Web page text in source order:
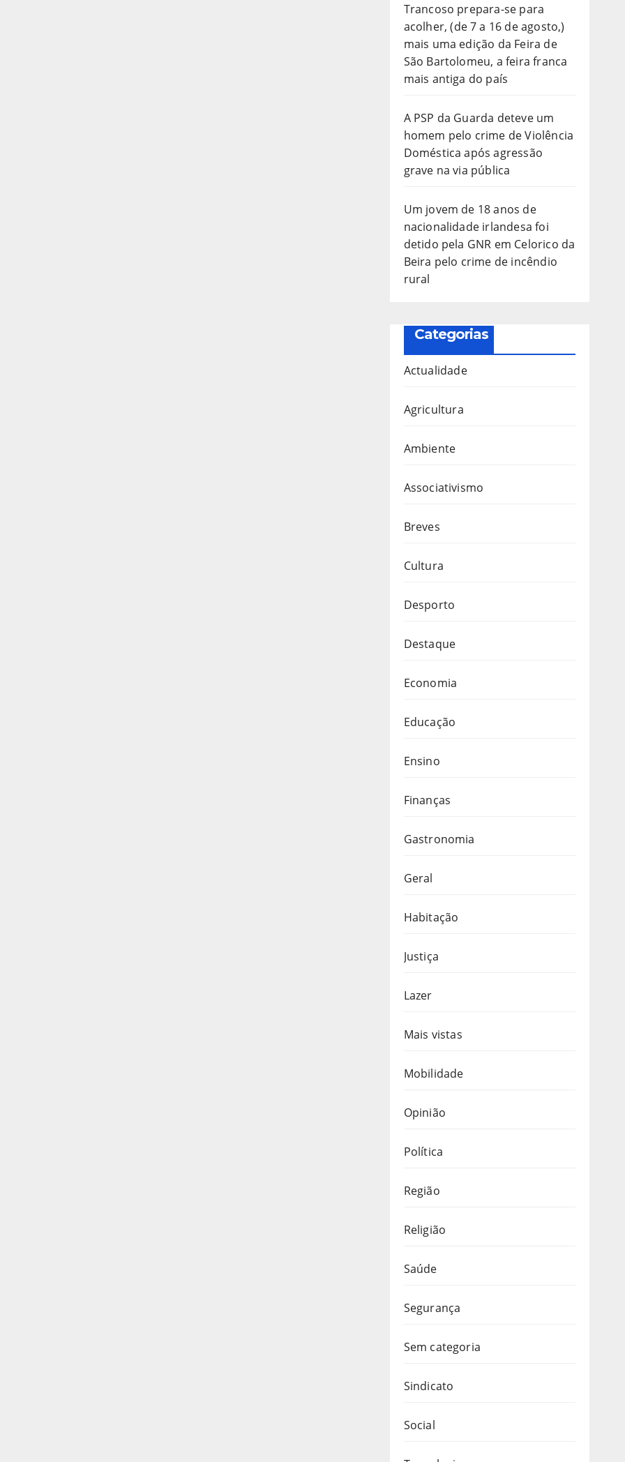
Trancoso prepara-se para
acolher, (de 7 a 16 de agosto,)
mais uma edição da Feira de
São Bartolomeu, a feira franca
mais antiga do país
A PSP da Guarda deteve um
homem pelo crime de Violência
Doméstica após agressão
grave na via pública
Um jovem de 18 anos de
nacionalidade irlandesa foi
detido pela GNR em Celorico da
Beira pelo crime de incêndio
rural
Categorias
Actualidade
Agricultura
Ambiente
Associativismo
Breves
Cultura
Desporto
Destaque
Economia
Educação
Ensino
Finanças
Gastronomia
Geral
Habitação
Justiça
Lazer
Mais vistas
Mobilidade
Opinião
Política
Região
Religião
Saúde
Segurança
Sem categoria
Sindicato
Social